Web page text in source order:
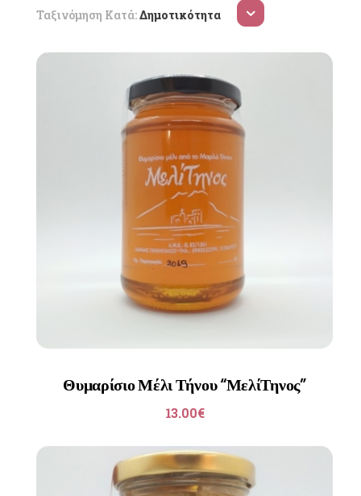
Ταξινόμηση Κατά:Δημοτικότητα
Θυμαρίσιο Μέλι Τήνου “ΜελίΤηνος”
13.00€